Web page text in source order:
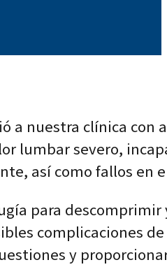
a nuestra clínica con
lumbar severo,
así como fallos en
para
complicaciones
y